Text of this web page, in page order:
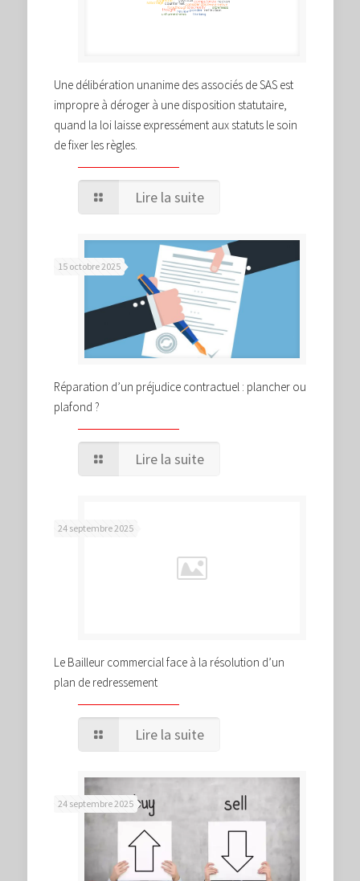
Une délibération unanime des associés de SAS est
impropre à déroger à une disposition statutaire,
quand la loi laisse expressément aux statuts le soin
de fixer les règles.
Lire la suite
15 octobre 2025
Réparation d’un préjudice contractuel : plancher ou
plafond ?
Lire la suite
24 septembre 2025
Le Bailleur commercial face à la résolution d’un
plan de redressement
Lire la suite
24 septembre 2025